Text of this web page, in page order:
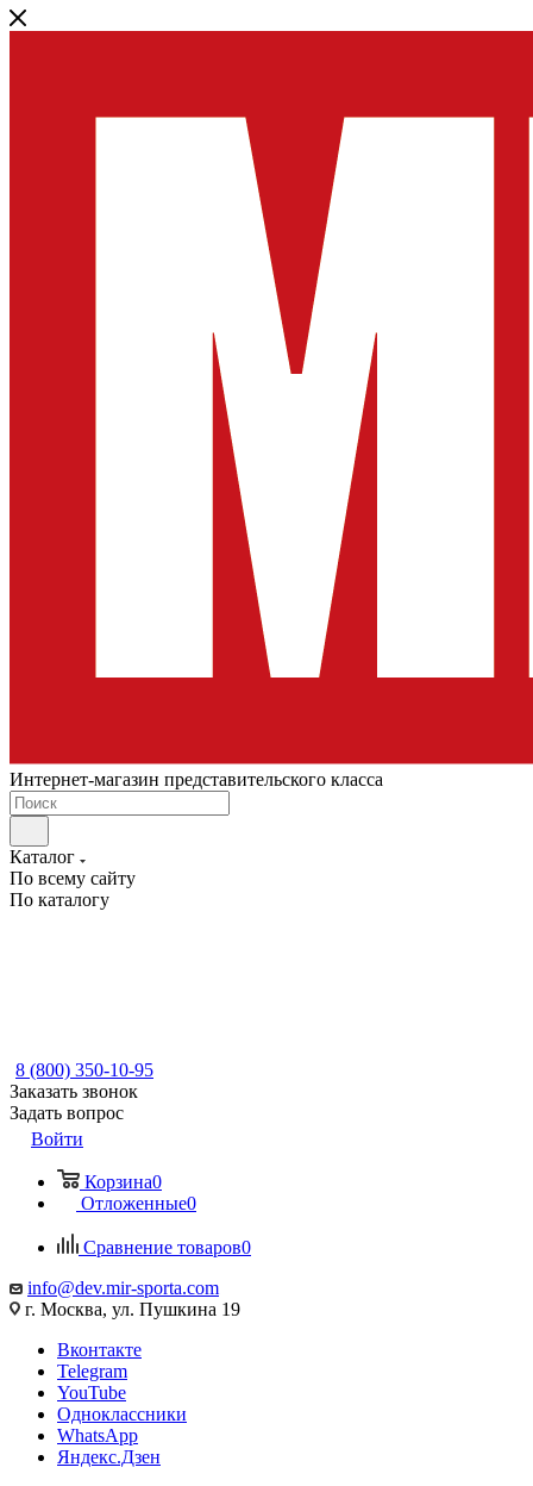
Интернет-магазин представительского класса
Каталог
По всему сайту
По каталогу
8 (800) 350-10-95
Заказать звонок
Задать вопрос
Войти
Корзина0
Отложенные0
Сравнение товаров0
info@dev.mir-sporta.com
г. Москва, ул. Пушкина 19
Вконтакте
Telegram
YouTube
Одноклассники
WhatsApp
Яндекс.Дзен